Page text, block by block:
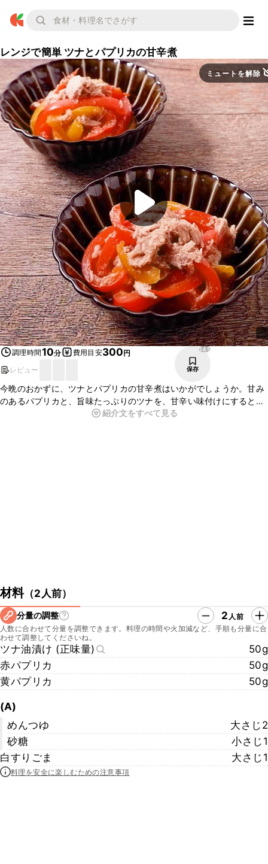
レンジで簡単 ツナとパプリカの甘辛煮
ミュートを解除
調理時間10分 費用目安300円
レビュー
145
保存
今晩のおかずに、ツナとパプリカの甘辛煮はいかがでしょうか。甘み
のあるパプリカと、旨味たっぷりのツナを、甘辛い味付けにすると、
ごはんにぴったりの副菜になりますよ。電子レンジで簡単に調理でき
紹介文をすべて見る
材料（2人前）
分量の調整 2 人前
人数に合わせて分量を調整できます。料理の時間や火加減など、手順も分量に合
わせて調整してくださいね。
ツナ油漬け (正味量)
50g
赤パプリカ
50g
黄パプリカ
50g
(A)
めんつゆ
大さじ2
砂糖
小さじ1
白すりごま
大さじ1
料理を安全に楽しむための注意事項